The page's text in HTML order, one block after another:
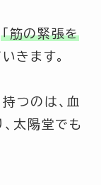
「筋の緊張を
きます。
つのは、血
太陽堂でも